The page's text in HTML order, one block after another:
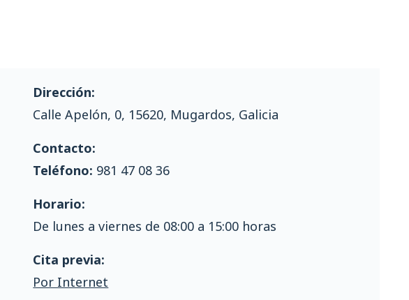
Dirección:
Calle Apelón, 0, 15620, Mugardos, Galicia
Contacto:
Teléfono: 981 47 08 36
Horario:
De lunes a viernes de 08:00 a 15:00 horas
Cita previa:
Por Internet